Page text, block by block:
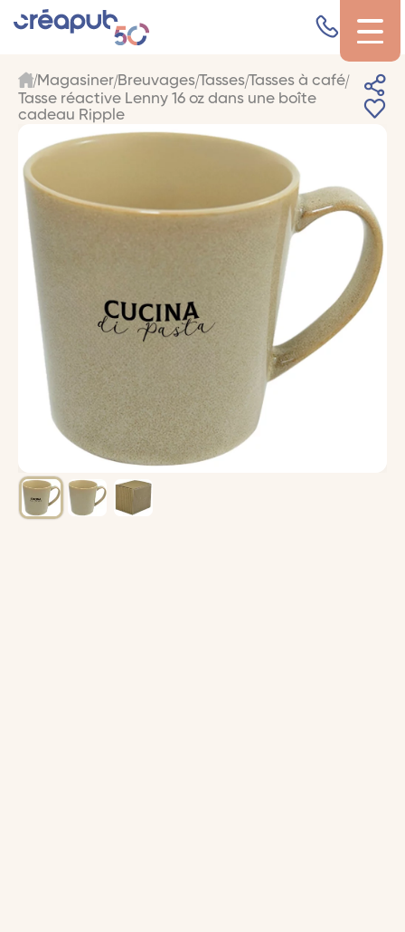
Magasiner Breuvages Tasses Tasses à café
Tasse réactive Lenny 16 oz dans une boîte
cadeau Ripple